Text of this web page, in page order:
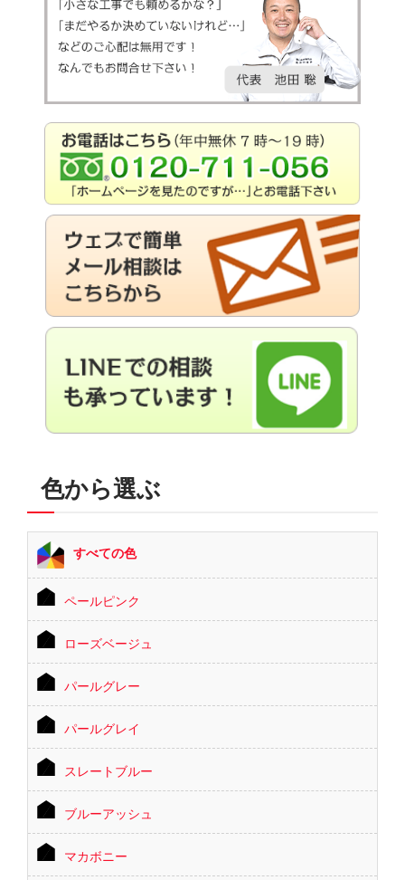
色から選ぶ
すべての色
ペールピンク
ローズベージュ
パールグレー
パールグレイ
スレートブルー
ブルーアッシュ
マカボニー